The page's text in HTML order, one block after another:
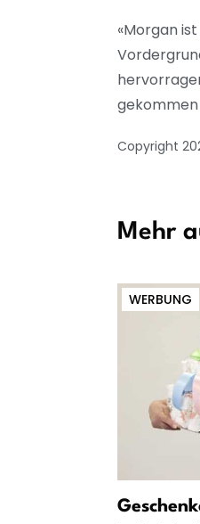
«Morgan
gekommen
Copyright
Mehr
WERBUNG